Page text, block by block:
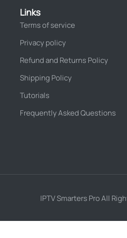
Links
Terms of service
Privacy policy
Refund and Returns Policy
Shipping Policy
Tutorials
Frequently Asked Questions
IPTV Smarters Pro All